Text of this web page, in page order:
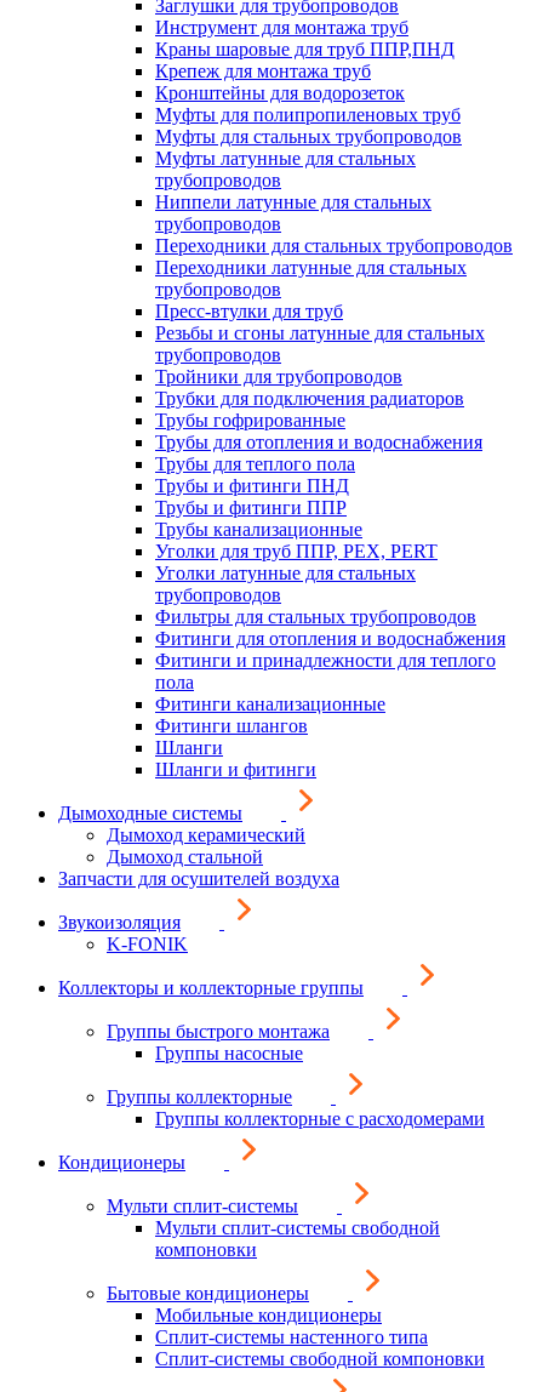
Заглушки для трубопроводов
Инструмент для монтажа труб
Краны шаровые для труб ППР,ПНД
Крепеж для монтажа труб
Кронштейны для водорозеток
Муфты для полипропиленовых труб
Муфты для стальных трубопроводов
Муфты латунные для стальных
трубопроводов
Ниппели латунные для стальных
трубопроводов
Переходники для стальных трубопроводов
Переходники латунные для стальных
трубопроводов
Пресс-втулки для труб
Резьбы и сгоны латунные для стальных
трубопроводов
Тройники для трубопроводов
Трубки для подключения радиаторов
Трубы гофрированные
Трубы для отопления и водоснабжения
Трубы для теплого пола
Трубы и фитинги ПНД
Трубы и фитинги ППР
Трубы канализационные
Уголки для труб ППР, PEX, PERT
Уголки латунные для стальных
трубопроводов
Фильтры для стальных трубопроводов
Фитинги для отопления и водоснабжения
Фитинги и принадлежности для теплого
пола
Фитинги канализационные
Фитинги шлангов
Шланги
Шланги и фитинги
Дымоходные системы
Дымоход керамический
Дымоход стальной
Запчасти для осушителей воздуха
Звукоизоляция
K-FONIK
Коллекторы и коллекторные группы
Группы быстрого монтажа
Группы насосные
Группы коллекторные
Группы коллекторные с расходомерами
Кондиционеры
Мульти сплит-системы
Мульти сплит-системы свободной
компоновки
Бытовые кондиционеры
Мобильные кондиционеры
Сплит-системы настенного типа
Сплит-системы свободной компоновки